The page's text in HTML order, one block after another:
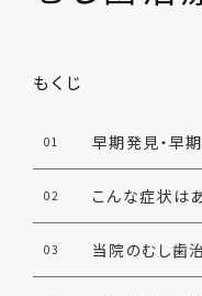
もくじ
01 早期発見・早
02 こんな症状は
03 当院のむし歯